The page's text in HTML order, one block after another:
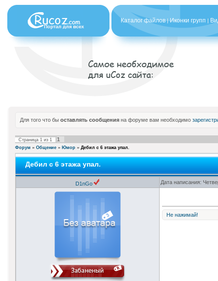
Каталог файлов|Иконки групп |
Для того что бы оставлять сообщения на форуме вам необходимо
Страница 1 из 1 1
Форум » Общение » Юмор » Дебил с 6 этажа упал.
Дебил с 6 этажа упал.
D1nGo Дата написания:
Не нажимай!